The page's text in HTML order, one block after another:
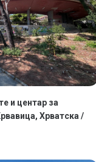
и центар за
Хрватска /